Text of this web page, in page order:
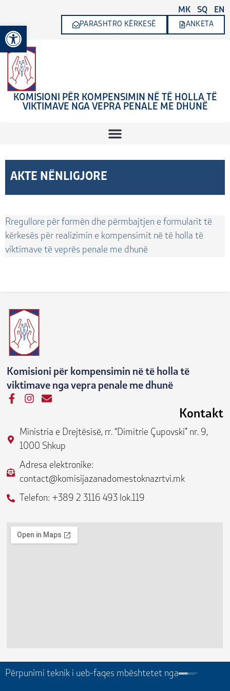
Open toolbar
content
MK SQ EN
PARASHTRO KËRKESË ANKETA
KOMISIONI PËR KOMPENSIMIN NË TË HOLLA TË
VIKTIMAVE NGA VEPRA PENALE ME DHUNË
AKTE NËNLIGJORE
Rregullore për formën dhe përmbajtjen e formularit të
kërkesës për realizimin e kompensimit në të holla të
viktimave të veprës penale me dhunë
Komisioni për kompensimin në të holla të
viktimave nga vepra penale me dhunë
F
b
k
-
I
t
g
r
a
m
E
e
o
e
Kontakt
Ministria e Drejtësisë, rr. “Dimitrie Çupovski” nr. 9,
1000 Shkup
Adresa elektronike:
contact@komisijazanadomestoknazrtvi.mk
Telefon: +389 2 3116 493 lok.119
Përpunimi teknik i ueb-faqes mbështetet nga